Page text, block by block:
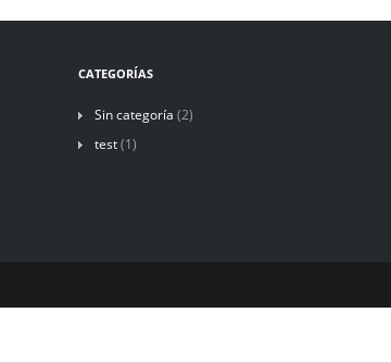
CATEGORÍAS
Sin categoría (2)
test(1)